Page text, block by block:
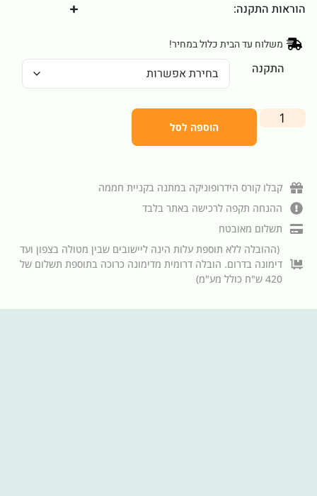
הוראות התקנה:
משלוח עד הבית כלול במחיר!
התקנה
הוספה לסל
קבלו קורס הידרופוניקה במתנה בקניית חממה
ההנחה תקפה לרכישה באתר בלבד
תשלום מאובטח
(ההובלה ללא תוספת עלות הינה ליישובים שבין מטולה בצפון ועד
דימונה בדרום. הובלה דרומית מדימונה כרוכה בתוספת תשלום של
420 ש"ח כולל מע"מ)